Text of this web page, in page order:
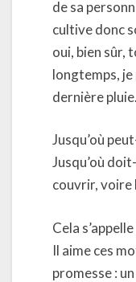
de sa
cultive donc
oui, bien sûr,
longtemps, je
dernière pluie.
Jusqu’où
Jusqu’où
couvrir, voire
Cela
Il aime ces
promesse :